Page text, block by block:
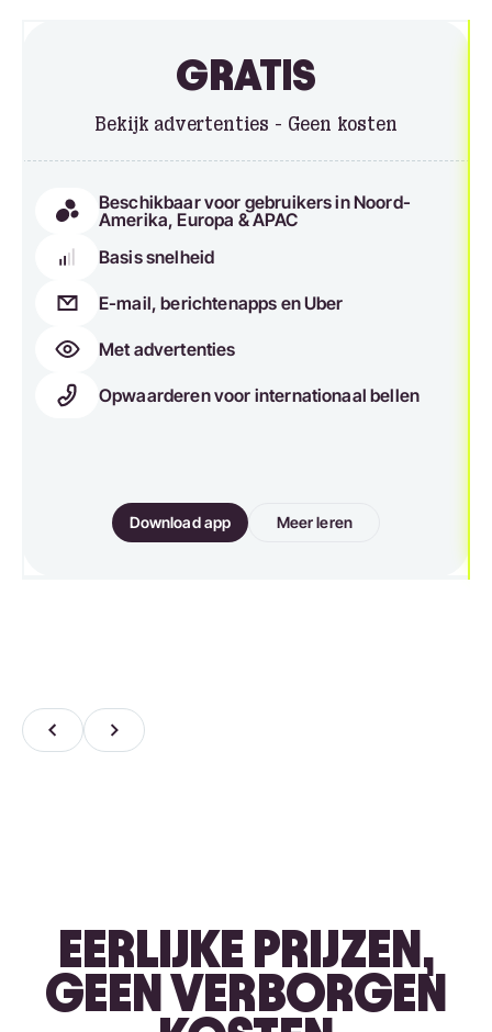
GRATIS
Bekijk advertenties - Geen kosten
Beschikbaar voor gebruikers in Noord-
Amerika, Europa & APAC
Basis snelheid
E-mail, berichtenapps en Uber
Met advertenties
Opwaarderen voor internationaal bellen
Download app Meer leren
EERLIJKE PRIJZEN,
GEEN VERBORGEN